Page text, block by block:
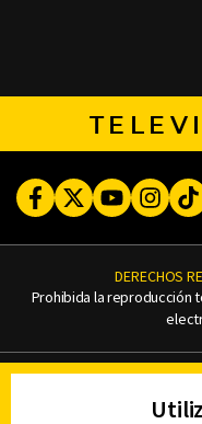
FacebookTwitterYoutube
DERECHOS
Prohibida la reproducción